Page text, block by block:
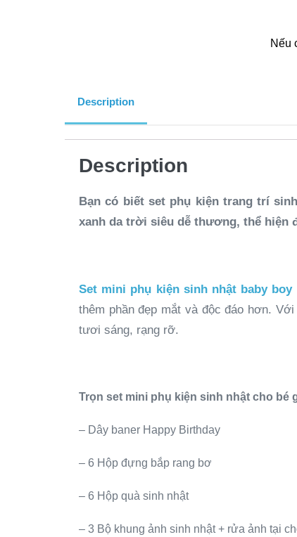
Nếu
Description
Description
Bạn có biết set phụ kiện trang trí
xanh da trời siêu dễ thương, thể hiện
Set mini phụ kiện sinh nhật baby
thêm phần đẹp mắt và độc đáo hơn.
tươi sáng, rạng rỡ.
Trọn set mini phụ kiện sinh nhật cho bé
– Dây baner Happy Birthday
– 6 Hộp đựng bắp rang bơ
– 6 Hộp quà sinh nhật
– 3 Bộ khung ảnh sinh nhật + rửa ảnh tại